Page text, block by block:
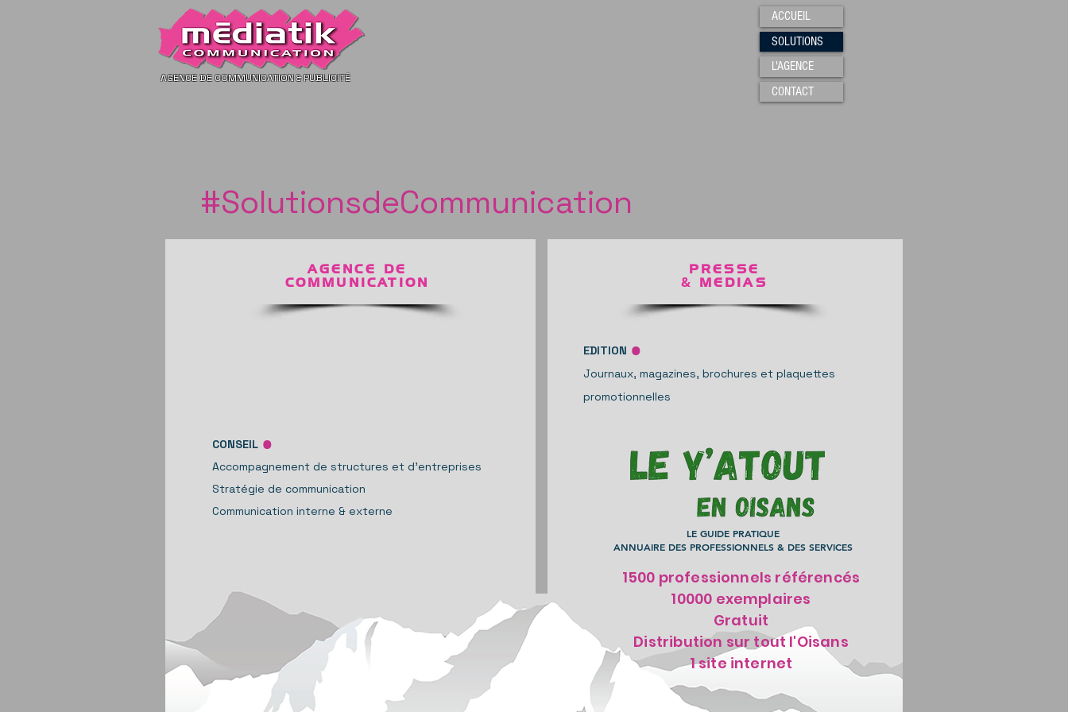
AGENCE DE COMMUNICATION&PUBLICITÉ
ACCUEIL
SOLUTIONS
L'AGENCE
CONTACT
#SolutionsdeCommunication
CONSEIL .
Accompagnement de structures et d'entreprises
Stratégie de communication
Communication interne & externe
PRESSE
& MEDIAS
EDITION .
Journaux, magazines, brochures et plaquettes
promotionnelles
AGENCE DE
COMMUNICATION
LE GUIDE PRATIQUE
ANNUAIRE DES PROFESSIONNELS & DES SERVICES
1500 professionnels référencés
10000 exemplaires
Gratuit
Distribution sur tout l'Oisans
1 site internet